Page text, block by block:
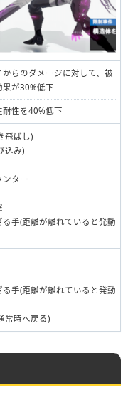
からのダメージに対して、被
果が30%低下
耐性を40%低下
飛ばし)
込み)
ンター
る手(距離が離れていると発動
る手(距離が離れていると発動
常時へ戻る)